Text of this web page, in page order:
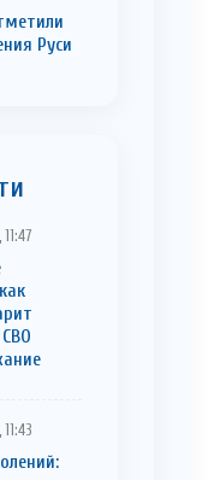
Руси